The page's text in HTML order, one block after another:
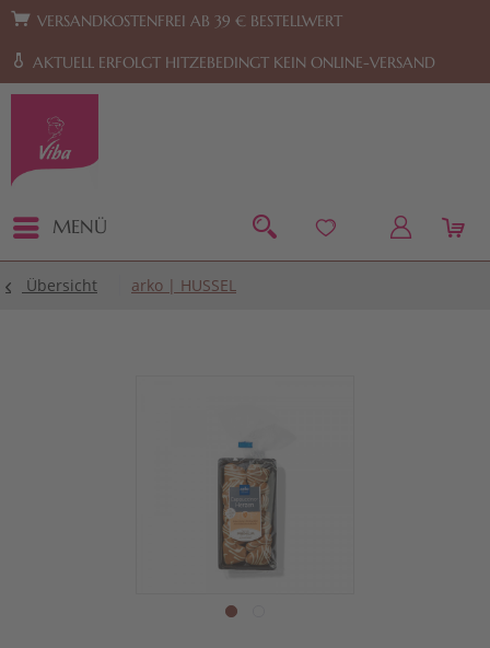
Zur Hauptnavigation springen Zum Footer springen
VERSANDKOSTENFREI AB 39 € BESTELLWERT
AKTUELL ERFOLGT HITZEBEDINGT KEIN ONLINE-VERSAND
MENÜ
Übersicht arko | HUSSEL